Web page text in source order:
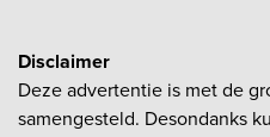
Disclaimer
Deze advertentie is met de
samengesteld. Desondanks